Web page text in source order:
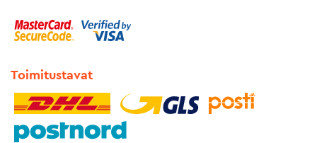
Toimitustavat